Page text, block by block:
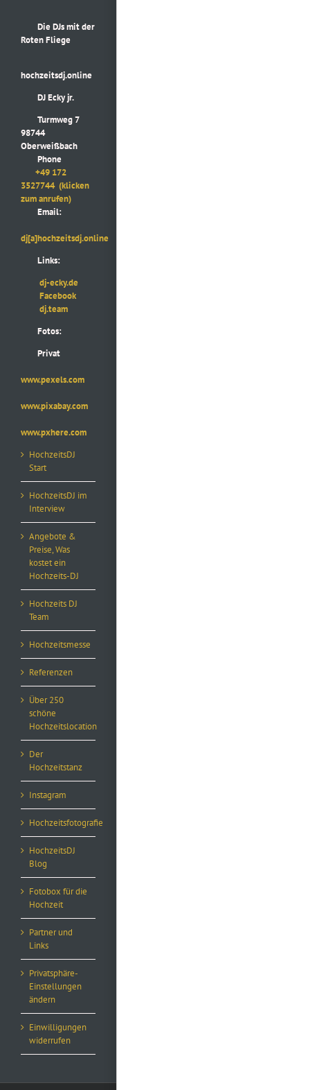
Die DJs mit der
Roten Fliege
hochzeitsdj.online
DJ Ecky jr.
Turmweg 7
98744
Oberweißbach
Phone
+49 172
3527744 (klicken
zum anrufen)
Email:
dj[a]hochzeitsdj.online
Links:
dj-ecky.de
Facebook
dj.team
Fotos:
Privat
www.pexels.com
www.pixabay.com
www.pxhere.com
HochzeitsDJ
Start
HochzeitsDJ im
Interview
Angebote &
Preise, Was
kostet ein
Hochzeits-DJ
Hochzeits DJ
Team
Hochzeitsmesse
Referenzen
Über 250
schöne
Hochzeitslocation
Der
Hochzeitstanz
Instagram
Hochzeitsfotografie
HochzeitsDJ
Blog
Fotobox für die
Hochzeit
Partner und
Links
Privatsphäre-
Einstellungen
ändern
Einwilligungen
widerrufen